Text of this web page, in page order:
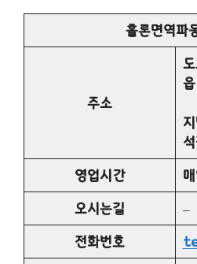
홀론면역파
주소
영업시간
오시는길
–
전화번호